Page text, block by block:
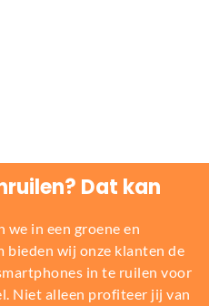
Dat kan
in een groene en
bieden wij onze klanten de
in te ruilen voor
Niet alleen profiteer jij van